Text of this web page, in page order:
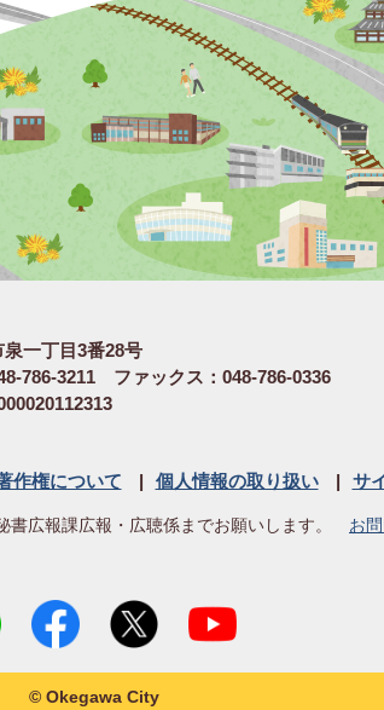
一丁目3番28号
786-3211 ファックス：048-786-0336
作権について 個人情報の取り扱い サ
書広報課広報・広聴係までお願いします。 お
© Okegawa City